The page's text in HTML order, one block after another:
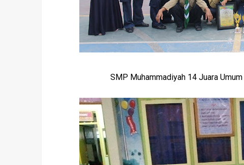
SMP Muhammadiyah 14 Juara